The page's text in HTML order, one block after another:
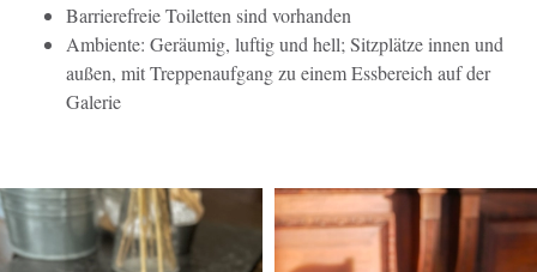
Barrierefreie Toiletten sind vorhanden
Ambiente: Geräumig, luftig und hell; Sitzplätze innen und
außen, mit Treppenaufgang zu einem Essbereich auf der
Galerie